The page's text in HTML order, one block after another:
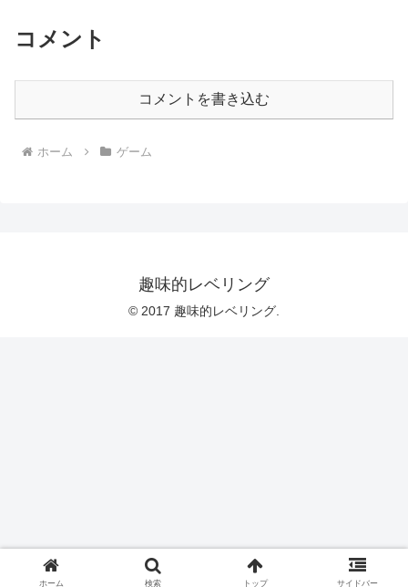
コメント
コメントを書き込む
ホーム ゲーム
趣味的レベリング
© 2017 趣味的レベリング.
ホーム 検索 トップ サイドバー